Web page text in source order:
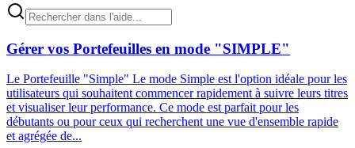
Gérer vos Portefeuilles en mode "SIMPLE"
Le Portefeuille "Simple" Le mode Simple est l'option idéale pour les
utilisateurs qui souhaitent commencer rapidement à suivre leurs titres
et visualiser leur performance. Ce mode est parfait pour les
débutants ou pour ceux qui recherchent une vue d'ensemble rapide
et agrégée de...